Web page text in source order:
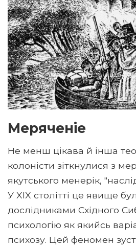
Меряченіе
Не менш цікава й інша
колоністи зіткнулися з
якутського менерік,
У XIX столітті це явище
дослідниками Східного
психологію як якийсь
психозу. Цей феномен